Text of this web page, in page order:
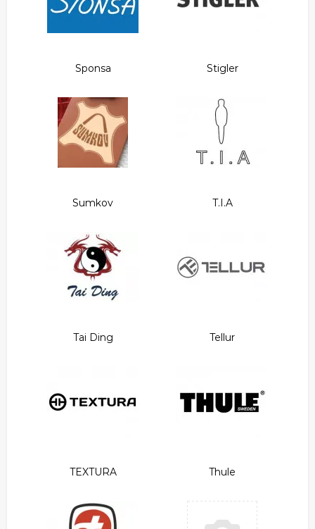
Sponsa Stigler
Sumkov T.I.A
Tai Ding Tellur
TEXTURA Thule